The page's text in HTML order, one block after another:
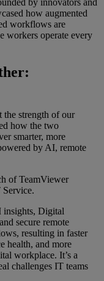
by innovators and
how augmented
workflows are
workers operate every
the strength of our
how the two
smarter, more
by AI, remote
of TeamViewer
Service.
insights, Digital
secure remote
resulting in faster
health, and more
workplace. It’s a
challenges IT teams